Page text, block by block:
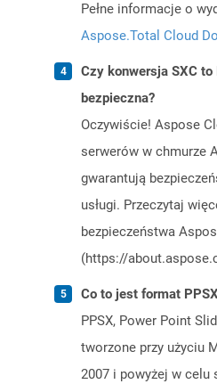
Pełne informacje o
Aspose.Total Cloud
Czy konwersja SXC
bezpieczna?
Oczywiście! Aspose
serwerów w chmurze
gwarantują
usługi. Przeczytaj
bezpieczeństwa
(https://
Co to jest format
PPSX, Power Point
tworzone przy użyciu
2007 i powyżej w celu